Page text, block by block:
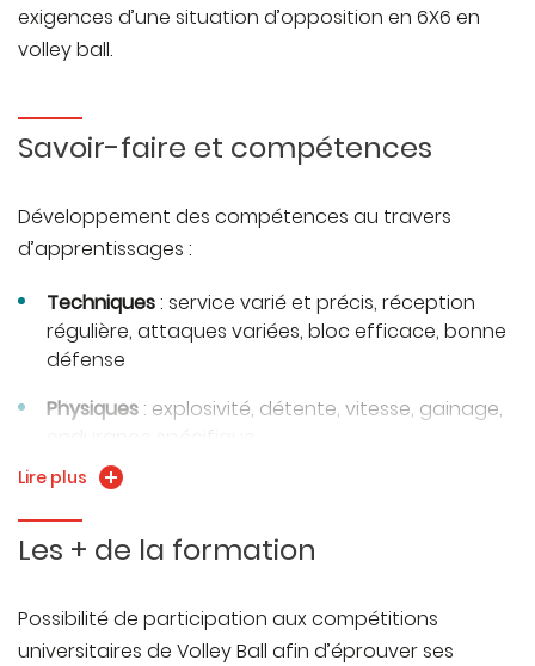
exigences d’une situation d’opposition en 6X6 en
volley ball.
Savoir-faire et compétences
Développement des compétences au travers
d’apprentissages :
Techniques: service varié et précis, réception
régulière, attaques variées, bloc efficace, bonne
défense
Physiques : explosivité, détente, vitesse, gainage,
endurance spécifique
Tactiques
collectives, adaptation en cours de match
Mentales/collectives : communication, gestion du
Lire plus
Les + de la formation
Possibilité de participation aux compétitions
universitaires de Volley Ball afin d’éprouver ses